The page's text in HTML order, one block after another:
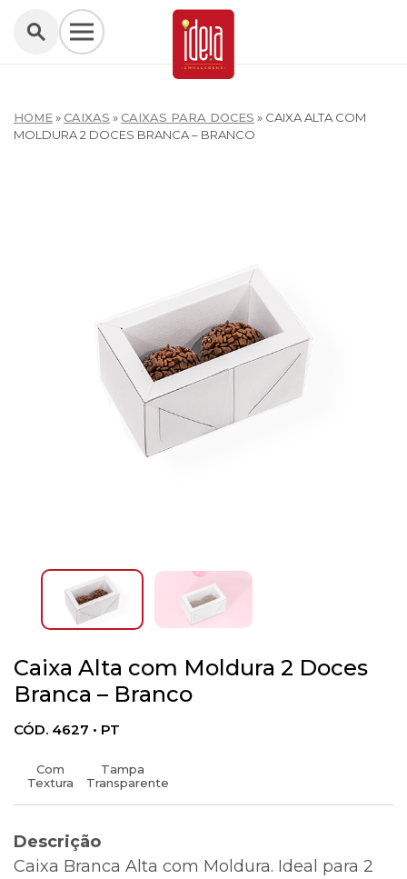
HOME»CAIXAS »CAIXAS PARA DOCES » CAIXA ALTA COM
MOLDURA 2 DOCES BRANCA – BRANCO
Caixa Alta com Moldura 2 Doces
Branca – Branco
CÓD. 4627 • PT
Com
Textura
Tampa
Transparente
Descrição
Caixa Branca Alta com Moldura. Ideal para 2